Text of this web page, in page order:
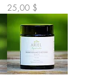
Prix
25,00 $